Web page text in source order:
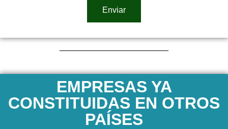
Enviar
EMPRESAS YA
CONSTITUIDAS EN OTROS
PAÍSES